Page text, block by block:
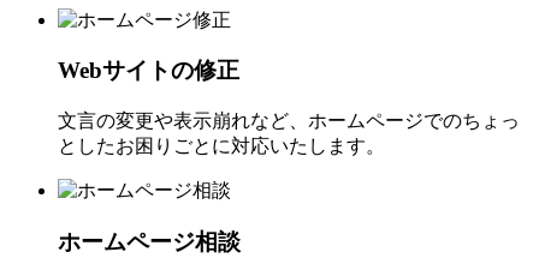
Webサイトの修正
文言の変更や表示崩れなど、ホームページでのちょっ
としたお困りごとに対応いたします。
ホームページ相談